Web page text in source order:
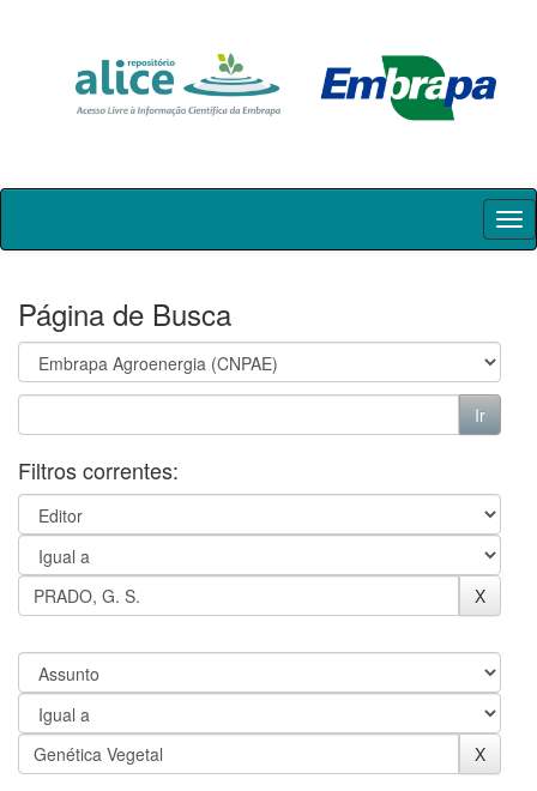
Skip
Página de Busca
Filtros correntes: